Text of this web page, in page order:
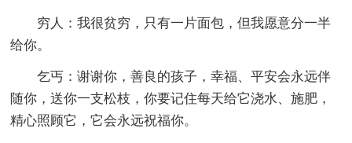
穷人：我很贫穷，只有一片面包，但我愿意分一半
给你。
乞丐：谢谢你，善良的孩子，幸福、平安会永远伴
随你，送你一支松枝，你要记住每天给它浇水、施肥，
精心照顾它，它会永远祝福你。